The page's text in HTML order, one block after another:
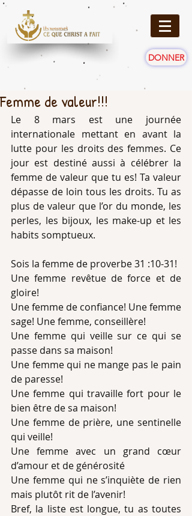
DONNER
Femme de valeur!!!
Le 8 mars est une journée
internationale mettant en avant la
lutte pour les droits des femmes. Ce
jour est destiné aussi à célébrer la
femme de valeur que tu es! Ta valeur
dépasse de loin tous les droits. Tu as
plus de valeur que l’or du monde, les
perles, les bijoux, les make-up et les
habits somptueux.
Sois la femme de proverbe 31 :10-31!
Une femme revêtue de force et de
gloire!
Une femme de confiance! Une femme
sage! Une femme, conseillère!
Une femme qui veille sur ce qui se
passe dans sa maison!
Une femme qui ne mange pas le pain
de paresse!
Une femme qui travaille fort pour le
bien être de sa maison!
Une femme de prière, une sentinelle
qui veille!
Une femme avec un grand cœur
d’amour et de générosité
Une femme qui ne s’inquiète de rien
mais plutôt rit de l’avenir!
Bref, la liste est longue, tu as toutes